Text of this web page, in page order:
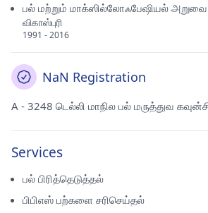
பல் மற்றும் மாக்ஸில்லோஃபேஷியல் அறுவை
விகாஸ்புரி
1991 - 2016
NaN Registration
A - 3248 டெல்லி மாநில பல் மருத்துவ
Services
பல் பிரித்தெடுத்தல்
பிபிஎஸ் பற்களை சரிசெய்தல்